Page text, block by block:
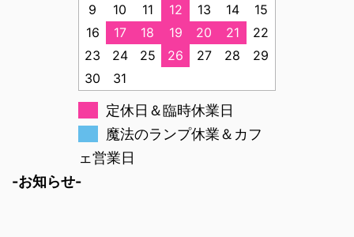
9
10 11 12 13 14
15
16
17 18 19 20 21
22
23
24 25 26 27 28
29
30
31
定休日＆臨時休業日
魔法のランプ休業＆カフ
ェ営業日
-お知らせ-